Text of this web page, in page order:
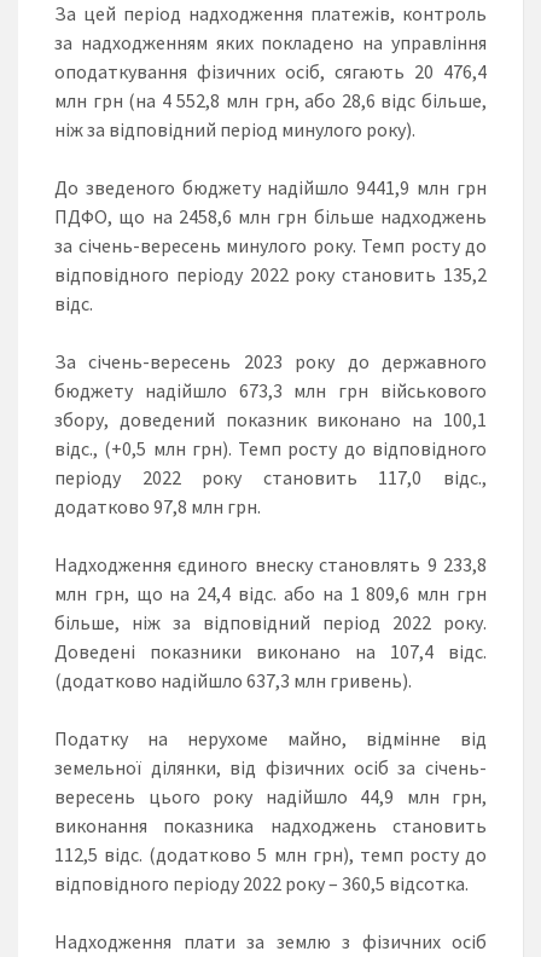
За цей період надходження платежів, контроль
за надходженням яких покладено на управління
оподаткування фізичних осіб, сягають 20 476,4
млн грн (на 4 552,8 млн грн, або 28,6 відс більше,
ніж за відповідний період минулого року).
До зведеного бюджету надійшло 9441,9 млн грн
ПДФО, що на 2458,6 млн грн більше надходжень
за січень-вересень минулого року. Темп росту до
відповідного періоду 2022 року становить 135,2
відс.
За січень-вересень 2023 року до державного
бюджету надійшло 673,3 млн грн військового
збору, доведений показник виконано на 100,1
відс., (+0,5 млн грн). Темп росту до відповідного
періоду 2022 року становить 117,0 відс.,
додатково 97,8 млн грн.
Надходження єдиного внеску становлять 9 233,8
млн грн, що на 24,4 відс. або на 1 809,6 млн грн
більше, ніж за відповідний період 2022 року.
Доведені показники виконано на 107,4 відс.
(додатково надійшло 637,3 млн гривень).
Податку на нерухоме майно, відмінне від
земельної ділянки, від фізичних осіб за січень-
вересень цього року надійшло 44,9 млн грн,
виконання показника надходжень становить
112,5 відс. (додатково 5 млн грн), темп росту до
відповідного періоду 2022 року – 360,5 відсотка.
Надходження плати за землю з фізичних осіб